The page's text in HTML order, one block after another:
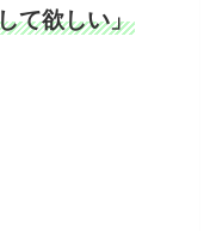
て欲しい」